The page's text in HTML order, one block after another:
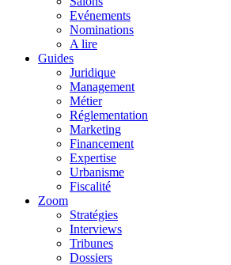
Evénements
Nominations
A lire
Guides
Juridique
Management
Métier
Réglementation
Marketing
Financement
Expertise
Urbanisme
Fiscalité
Zoom
Stratégies
Interviews
Tribunes
Dossiers